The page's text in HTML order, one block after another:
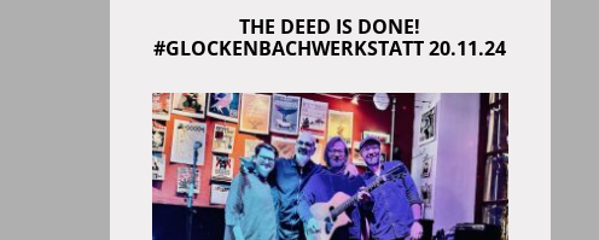
THE DEED IS DONE!
#GLOCKENBACHWERKSTATT 20.11.24